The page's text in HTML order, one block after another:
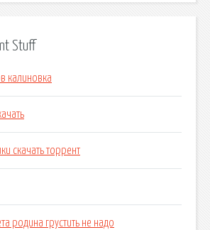
Stuff
калиновка
скачать торрент
родина грустить не надо